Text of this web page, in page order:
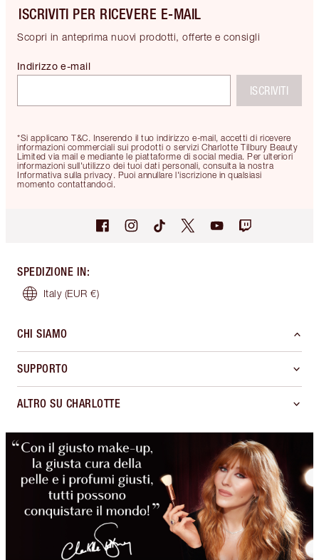
ISCRIVITI PER RICEVERE E-MAIL
Scopri in anteprima nuovi prodotti, offerte e consigli
*Si applicano T&C. Inserendo il tuo indirizzo e-mail, accetti di ricevere
informazioni commerciali sui prodotti o servizi Charlotte Tilbury Beauty
Limited via mail e mediante le piattaforme di social media. Per ulteriori
informazioni sull'utilizzo dei tuoi dati personali, consulta la nostra
Informativa sulla privacy. Puoi annullare l'iscrizione in qualsiasi
momento contattandoci.
Indirizzo e-mail
ISCRIVITI
SPEDIZIONE IN:
Italy (EUR €)
CHI SIAMO
SUPPORTO
ALTRO SU CHARLOTTE